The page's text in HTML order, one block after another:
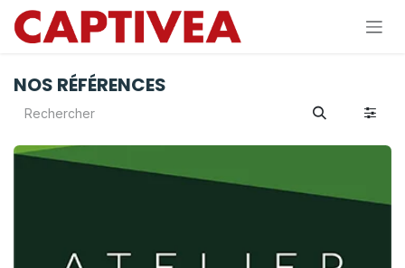
Se rendre au contenu
NOS RÉFÉRENCES